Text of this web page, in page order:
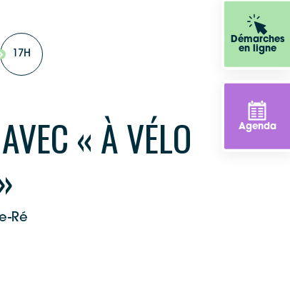
Démarches
en ligne
Agenda
17H
« À VÉLO
Ré